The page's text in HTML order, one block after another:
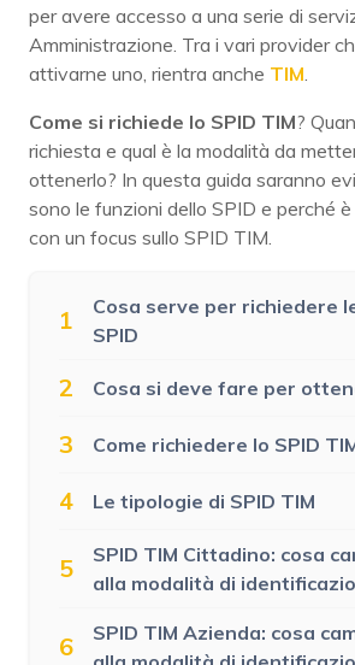
per avere accesso a una serie di
Amministrazione. Tra i vari provider
attivarne uno, rientra anche TIM.
Come si richiede lo SPID TIM?
richiesta e qual è la modalità da
ottenerlo? In questa guida saranno
sono le funzioni dello SPID e perché
con un focus sullo SPID TIM.
1
Cosa serve per richiedere
SPID
2 Cosa si deve fare per
3 Come richiedere lo SPID
4 Le tipologie di SPID TIM
5
SPID TIM Cittadino: cosa
alla modalità di
6
SPID TIM Azienda: cosa